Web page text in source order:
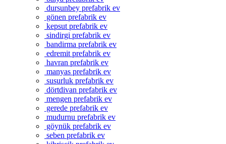
dursunbey prefabrik ev
gönen prefabrik ev
kepsut prefabrik ev
sindirgi prefabrik ev
bandirma prefabrik ev
edremit prefabrik ev
havran prefabrik ev
manyas prefabrik ev
susurluk prefabrik ev
dörtdivan prefabrik ev
mengen prefabrik ev
gerede prefabrik ev
mudurnu prefabrik ev
göynük prefabrik ev
seben prefabrik ev